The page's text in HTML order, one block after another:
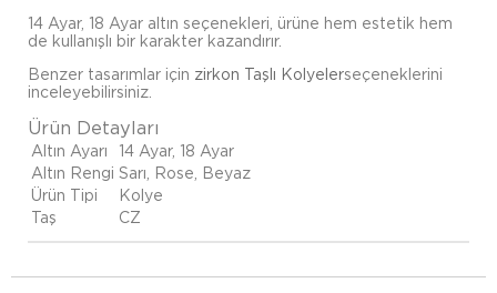
14 Ayar, 18 Ayar altın seçenekleri, ürüne hem estetik hem
de kullanışlı bir karakter kazandırır.
Benzer tasarımlar için zirkon Taşlı Kolyelerseçeneklerini
inceleyebilirsiniz.
Ürün Detayları
Altın Ayarı
14 Ayar, 18 Ayar
Altın Rengi Sarı, Rose, Beyaz
Ürün Tipi
Kolye
Taş
CZ